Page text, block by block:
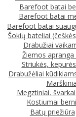
Barefoot batai
Barefoot batai
Barefoot batai
Šokių bateliai
Drabužiai
Žiemos apranga
Striukės,
Drabužėliai
Megztiniai,
Kostiumai
Batų priežiūra